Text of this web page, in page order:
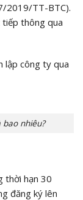
2019/TT-BTC).
thông qua
lập công ty qua
nhiêu?
thời hạn 30
đăng ký lên